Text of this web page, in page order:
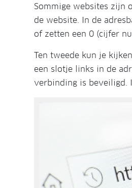
Sommige websites zijn
de website. In de
of zetten een 0 (cijfer
Ten tweede kun je
een slotje links in de
verbinding is beveiligd.